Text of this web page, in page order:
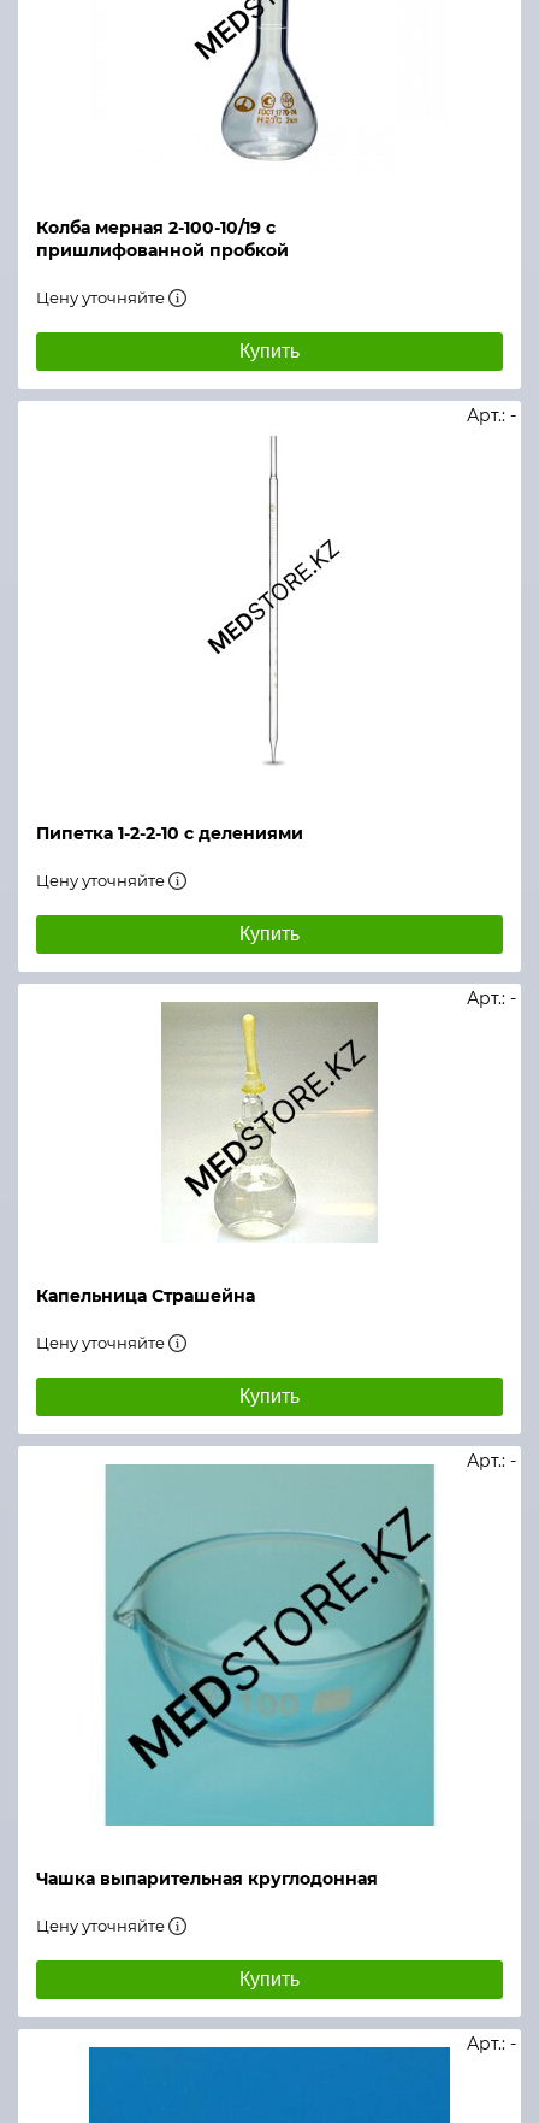
Колба мерная 2-100-10/19 с
пришлифованной пробкой
Цену уточняйте
Купить
Пипетка 1-2-2-10 с делениями
Арт.: -
Цену уточняйте
Купить
Капельница Страшейна
Арт.: -
Цену уточняйте
Купить
Чашка выпарительная круглодонная
Арт.: -
Цену уточняйте
Купить
Арт.: -